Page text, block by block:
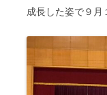
成長した姿で９月